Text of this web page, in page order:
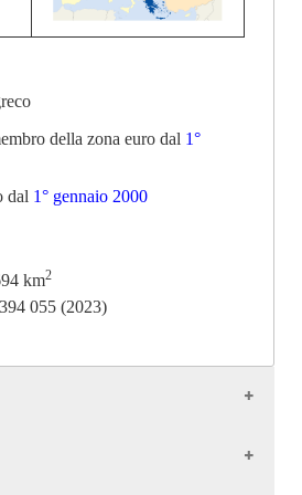
della zona euro dal 1°
dal 1° gennaio 2000
km2
055 (2023)